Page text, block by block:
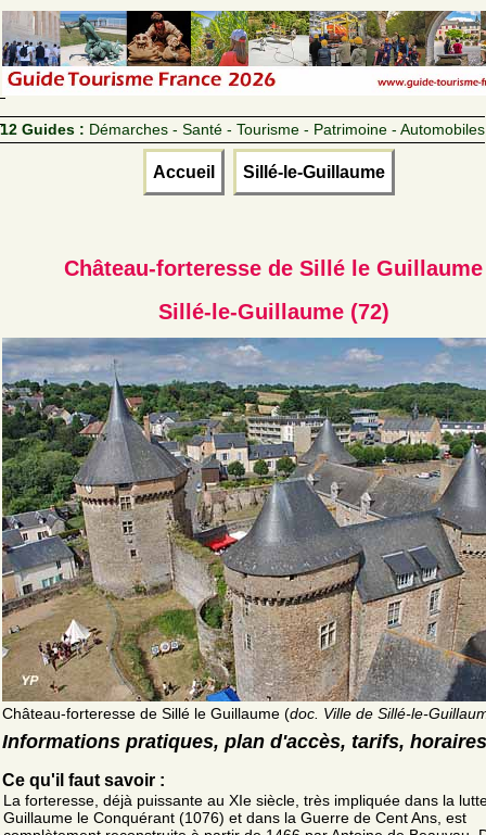
12 Guides : Démarches - Santé - Tourisme - Patrimoine - Automobiles
Accueil Sillé-le-Guillaume
Château-forteresse de Sillé le Guillaume
Sillé-le-Guillaume (72)
Château-forteresse de Sillé le Guillaume (doc. Ville de Sillé-le-
Informations pratiques, plan d'accès, tarifs, horaires
Ce qu'il faut savoir :
La forteresse, déjà puissante au XIe siècle, très impliquée dans la
Guillaume le Conquérant (1076) et dans la Guerre de Cent Ans, est